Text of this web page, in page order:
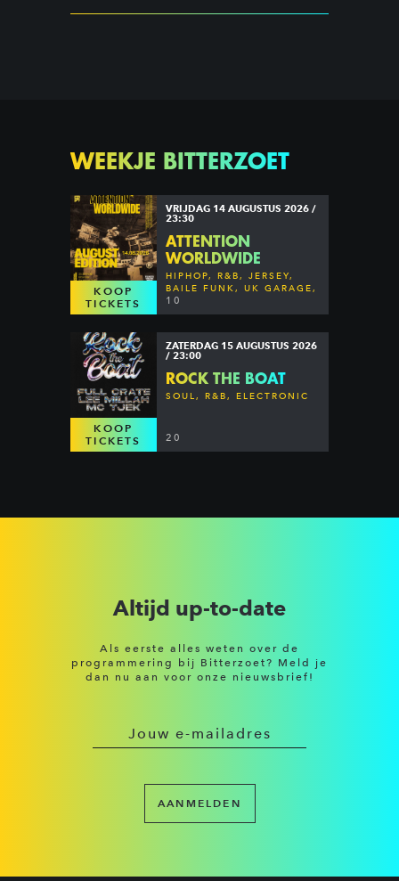
WEEKJE BITTERZOET
KOOP
TICKETS
VRIJDAG 14 AUGUSTUS 2026 /
23:30
ATTENTION
WORLDWIDE
HIPHOP, R&B, JERSEY,
BAILE FUNK, UK GARAGE,
DANCEHALL & MORE
10
KOOP
TICKETS
ZATERDAG 15 AUGUSTUS 2026
/ 23:00
ROCK THE BOAT
SOUL, R&B, ELECTRONIC
20
Altijd up-to-date
Als eerste alles weten over de
programmering bij Bitterzoet? Meld je
dan nu aan voor onze nieuwsbrief!
AANMELDEN